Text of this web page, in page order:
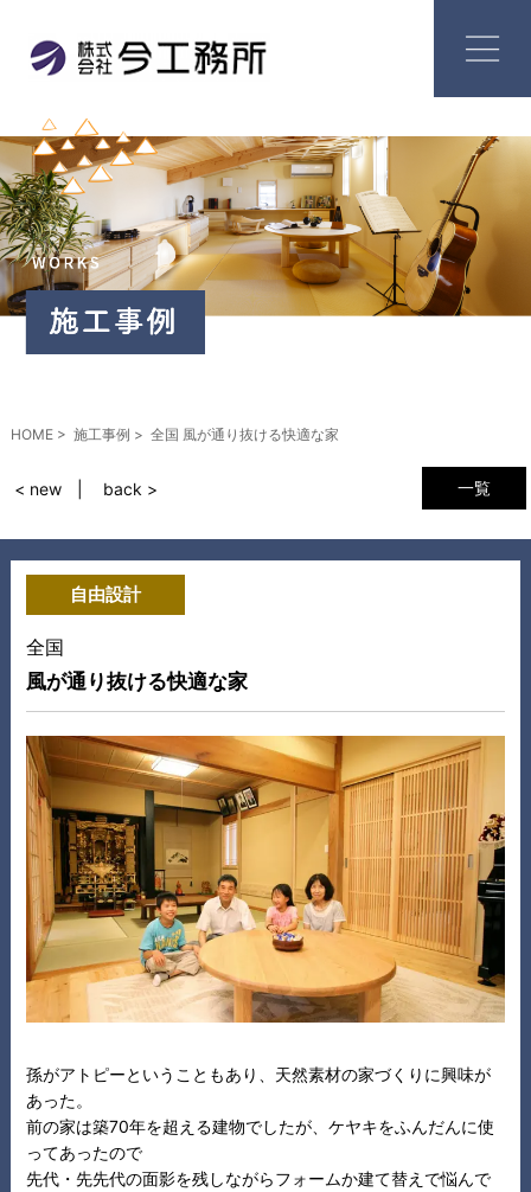
HOME 施工事例 全国 風が通り抜ける快適な家
一覧
< new back >
自由設計
全国
風が通り抜ける快適な家
孫がアトピーということもあり、天然素材の家づくりに興味が
あった。
前の家は築70年を超える建物でしたが、ケヤキをふんだんに使
ってあったので
先代・先先代の面影を残しながらフォームか建て替えで悩んで